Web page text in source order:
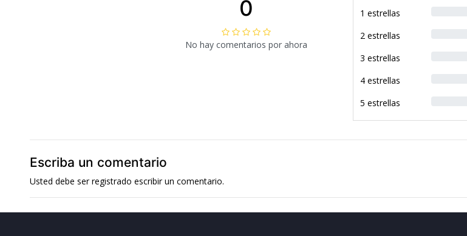
0
No hay comentarios por ahora
1 estrellas
2 estrellas
3 estrellas
4 estrellas
5 estrellas
Escriba un comentario
Usted debe serregistrado escribir un comentario.